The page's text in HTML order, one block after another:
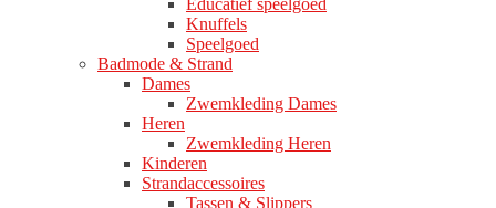
Knuffels
Speelgoed
Badmode & Strand
Dames
Zwemkleding Dames
Heren
Zwemkleding Heren
Kinderen
Strandaccessoires
Tassen & Slippers